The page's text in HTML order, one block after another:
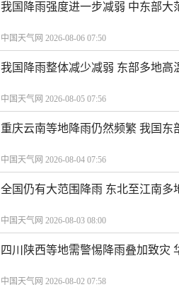
我国降雨强度进一步减弱 中东部
中国天气网 2026-08-06 07:50
我国降雨整体减少减弱 东部多地高
中国天气网 2026-08-05 07:56
重庆云南等地降雨仍然频繁 我国东
中国天气网 2026-08-04 07:56
全国仍有大范围降雨 东北至江南多
中国天气网 2026-08-03 08:00
四川陕西等地需警惕降雨叠加致灾
中国天气网 2026-08-02 07:58